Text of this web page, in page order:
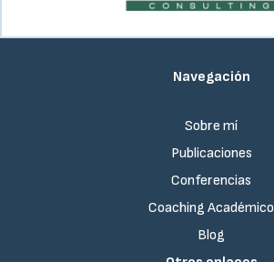
Navegación
Sobre mí
Publicaciones
Conferencias
Coaching Académico
Blog